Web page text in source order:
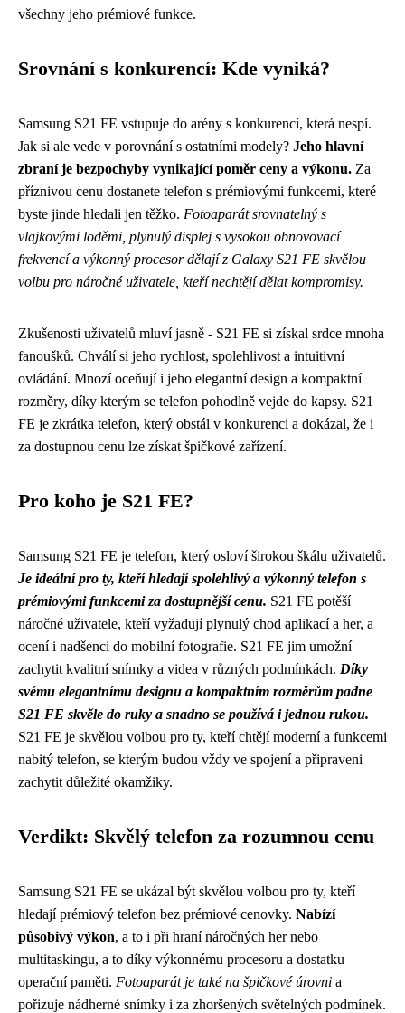
všechny jeho prémiové funkce.
Srovnání s konkurencí: Kde vyniká?
Samsung S21 FE vstupuje do arény s konkurencí, která nespí.
Jak si ale vede v porovnání s ostatními modely? Jeho hlavní
zbraní je bezpochyby vynikající poměr ceny a výkonu. Za
příznivou cenu dostanete telefon s prémiovými funkcemi, které
byste jinde hledali jen těžko. Fotoaparát srovnatelný s
vlajkovými loděmi, plynulý displej s vysokou obnovovací
frekvencí a výkonný procesor dělají z Galaxy S21 FE skvělou
volbu pro náročné uživatele, kteří nechtějí dělat kompromisy.
Zkušenosti uživatelů mluví jasně - S21 FE si získal srdce mnoha
fanoušků. Chválí si jeho rychlost, spolehlivost a intuitivní
ovládání. Mnozí oceňují i jeho elegantní design a kompaktní
rozměry, díky kterým se telefon pohodlně vejde do kapsy. S21
FE je zkrátka telefon, který obstál v konkurenci a dokázal, že i
za dostupnou cenu lze získat špičkové zařízení.
Pro koho je S21 FE?
Samsung S21 FE je telefon, který osloví širokou škálu uživatelů.
Je ideální pro ty, kteří hledají spolehlivý a výkonný telefon s
prémiovými funkcemi za dostupnější cenu. S21 FE potěší
náročné uživatele, kteří vyžadují plynulý chod aplikací a her, a
ocení i nadšenci do mobilní fotografie. S21 FE jim umožní
zachytit kvalitní snímky a videa v různých podmínkách. Díky
svému elegantnímu designu a kompaktním rozměrům padne
S21 FE skvěle do ruky a snadno se používá i jednou rukou.
S21 FE je skvělou volbou pro ty, kteří chtějí moderní a funkcemi
nabitý telefon, se kterým budou vždy ve spojení a připraveni
zachytit důležité okamžiky.
Verdikt: Skvělý telefon za rozumnou cenu
Samsung S21 FE se ukázal být skvělou volbou pro ty, kteří
hledají prémiový telefon bez prémiové cenovky. Nabízí
působivý výkon, a to i při hraní náročných her nebo
multitaskingu, a to díky výkonnému procesoru a dostatku
operační paměti. Fotoaparát je také na špičkové úrovni a
pořizuje nádherné snímky i za zhoršených světelných podmínek.